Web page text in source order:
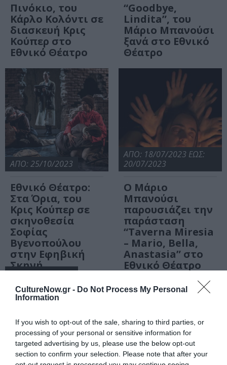
CultureNow.gr - Do Not Process My Personal
Information
If you wish to opt-out of the sale, sharing to third parties, or
processing of your personal or sensitive information for
targeted advertising by us, please use the below opt-out
section to confirm your selection. Please note that after your
Πινόκιο, του
Κάρλο Κολόντι σε
διασκευή Κρις
Κούπερ στο
Εθνικό Θέατρο
“Goodbye,
Lindita”, του
Μάριο Μπανούσι
ξανά στο Εθνικό
Θέατρο
ΑΠΟ: 25/10/2023
Εθνικό Θέατρο:
Στα Όρια, του
Κρις Κούπερ σε
σκηνοθεσία
Σοφίας
Βγενοπούλου
στην Εφηβική
Σκηνή
ΑΠΟ: 18/07/2023 ΕΩΣ:
20/07/2023
Ο Μάριο
Μπανούσι
παρουσιάζει την
παράσταση
“Taverna Miresia
– Mario, Bella,
Anastasia” στο
Εθνικό Θέατρο
ΑΠΟ: 06/05/2023
Ιστορίες για να
του Νόελ Γκρεγκ
σε σκηνοθεσία
Θάνου Τοκάκη
στο Μικρό